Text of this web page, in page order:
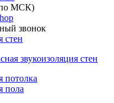
МСК)
звонок
стен
звукоизоляция стен
потолка
пола